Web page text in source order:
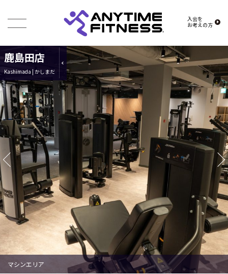
入会を
お考えの方
鹿島田店
Kashimada | かしまだ
マシンエリア